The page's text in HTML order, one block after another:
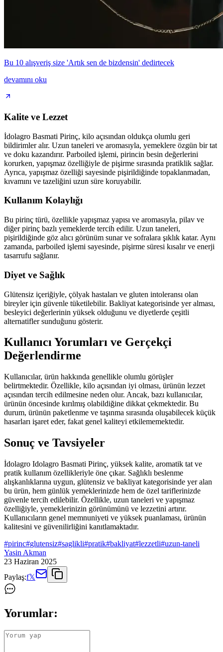
Bu 10 alışveriş size 'Artık sen de bizdensin' dedirtecek
devamını oku
Kalite ve Lezzet
İdolagro Basmati Pirinç, kilo açısından oldukça olumlu geri
bildirimler alır. Uzun taneleri ve aromasıyla, yemeklere özgün bir tat
ve doku kazandırır. Parboiled işlemi, pirincin besin değerlerini
korurken, yapışmaz özelliğiyle de pişirme sırasında pratiklik sağlar.
Ayrıca, yapışmaz özelliği sayesinde pişirildiğinde topaklanmadan,
kıvamını ve tazeliğini uzun süre koruyabilir.
Kullanım Kolaylığı
Bu pirinç türü, özellikle yapışmaz yapısı ve aromasıyla, pilav ve
diğer pirinç bazlı yemeklerde tercih edilir. Uzun taneleri,
pişirildiğinde göz alıcı görünüm sunar ve sofralara şıklık katar. Aynı
zamanda, parboiled işlemi sayesinde, pişirme süresi kısalır ve enerji
tasarrufu sağlanır.
Diyet ve Sağlık
Glütensiz içeriğiyle, çölyak hastaları ve gluten intoleransı olan
bireyler için güvenle tüketilebilir. Bakliyat kategorisinde yer alması,
besleyici değerlerinin yüksek olduğunu ve diyetlerde çeşitli
alternatifler sunduğunu gösterir.
Kullanıcı Yorumları ve Gerçekçi
Değerlendirme
Kullanıcılar, ürün hakkında genellikle olumlu görüşler
belirtmektedir. Özellikle, kilo açısından iyi olması, ürünün lezzet
açısından tercih edilmesine neden olur. Ancak, bazı kullanıcılar,
ürünün öncesinde kırılmış olabildiğine dikkat çekmektedir. Bu
durum, ürünün paketlenme ve taşınma sırasında oluşabilecek küçük
hasarları işaret eder, fakat genel kaliteyi etkilememektedir.
Sonuç ve Tavsiyeler
İdolagro Idolagro Basmati Pirinç, yüksek kalite, aromatik tat ve
pratik kullanım özellikleriyle öne çıkar. Sağlıklı beslenme
alışkanlıklarına uygun, glütensiz ve bakliyat kategorisinde yer alan
bu ürün, hem günlük yemeklerinizde hem de özel tariflerinizde
güvenle tercih edilebilir. Özellikle, uzun taneleri ve yapışmaz
özelliğiyle, yemeklerinizin görünümünü ve lezzetini artırır.
Kullanıcıların genel memnuniyeti ve yüksek puanlaması, ürünün
kalitesini ve güvenilirliğini kanıtlamaktadır.
#pirinc#glutensiz#saglikli#pratik#bakliyat#lezzetli#uzun-taneli
Yasin Akman
23 Haziran 2025
Paylaş:f𝕏
Yorumlar: